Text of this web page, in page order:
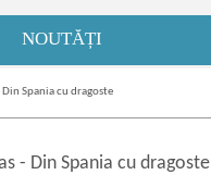
NOUTĂȚI
Din Spania cu dragoste
- Din Spania cu dragoste